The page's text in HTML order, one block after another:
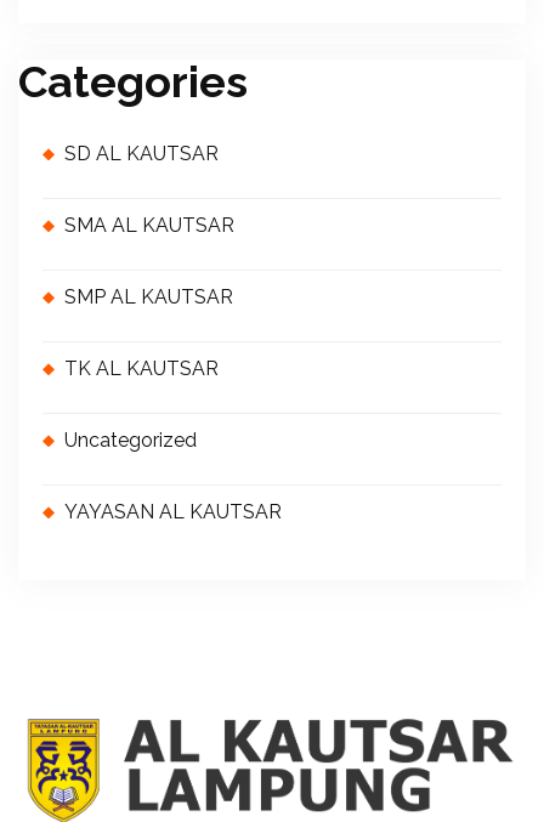
Categories
SD AL KAUTSAR
SMA AL KAUTSAR
SMP AL KAUTSAR
TK AL KAUTSAR
Uncategorized
YAYASAN AL KAUTSAR